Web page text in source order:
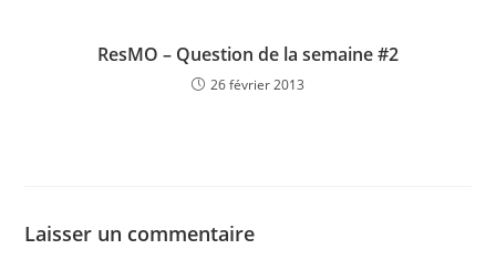
ResMO – Question de la semaine #2
26 février 2013
Laisser un commentaire